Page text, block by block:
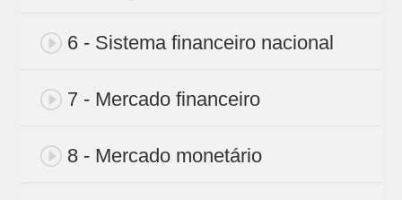
6 - Sistema financeiro nacional
7 - Mercado financeiro
8 - Mercado monetário